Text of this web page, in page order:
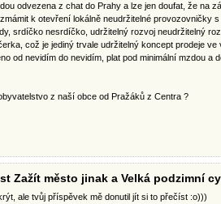
odvezena z chat do Prahy a lze jen doufat, že na
k otevření lokálně neudržitelné provozovničky
srdíčko nesrdíčko, udržitelný rozvoj neudržitelný
což je jediný trvale udržitelný koncept prodeje
od nevidím do nevidím, plat pod minimální mzdou a
z naší obce od Pražáků z Centra ?
Zažít město jinak a Velká podzimní
ale tvůj příspěvek mě donutil jít si to přečíst :o)))